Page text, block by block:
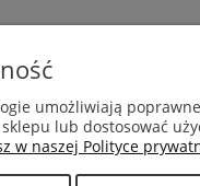
MOJE KONTO
Twoje zamówienia
umożliwiają
lub dostosować
w naszej Polityce